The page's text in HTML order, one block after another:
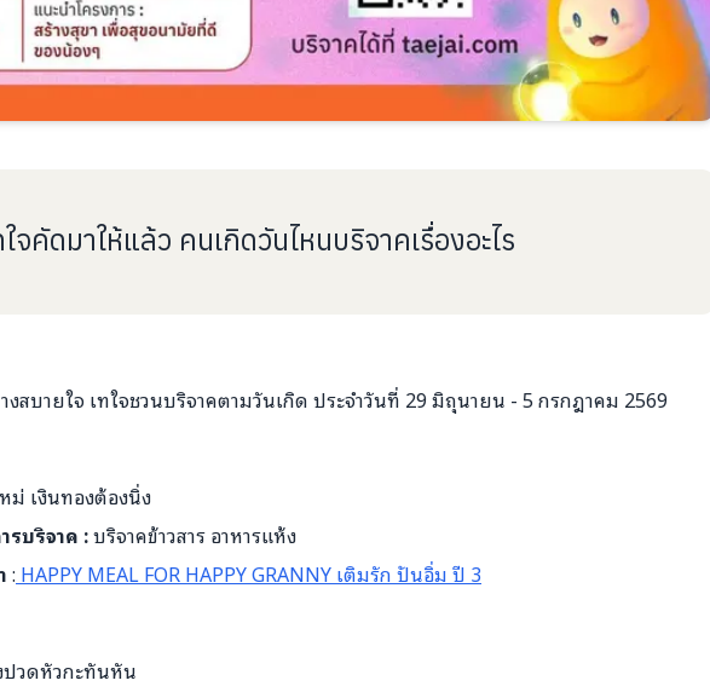
ใจคัดมาให้แล้ว คนเกิดวันไหนบริจาคเรื่องอะไร
สบายใจ เทใจชวนบริจาคตามวันเกิด ประจำวันที่ 29 มิถุนายน - 5 กรกฎาคม 2569
ม่ เงินทองต้องนิ่ง
รบริจาค :บริจาคข้าวสาร อาหารแห้ง
: HAPPY MEAL FOR HAPPY GRANNY เติมรัก ปันอิ่ม ปี 3
ปวดหัวกะทันหัน